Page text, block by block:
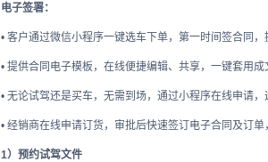
电子签署：
• 客户通过微信小程序一键选车下单，第一时间签合同
• 提供合同电子模板，在线便捷编辑、共享，一键套用
• 无论试驾还是买车，无需到场，通过小程序在线申请
• 经销商在线申请订货，审批后快速签订电子合同及订
1）预约试驾文件